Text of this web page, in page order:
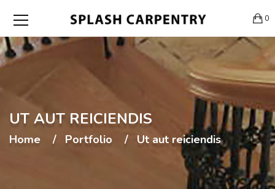
0
UT AUT REICIENDIS
Home Portfolio Ut aut reiciendis